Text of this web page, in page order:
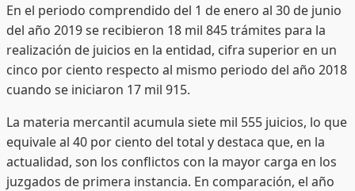
En el periodo comprendido del 1 de enero al 30 de junio
del año 2019 se recibieron 18 mil 845 trámites para la
realización de juicios en la entidad, cifra superior en un
cinco por ciento respecto al mismo periodo del año 2018
cuando se iniciaron 17 mil 915.
La materia mercantil acumula siete mil 555 juicios, lo que
equivale al 40 por ciento del total y destaca que, en la
actualidad, son los conflictos con la mayor carga en los
juzgados de primera instancia. En comparación, el año